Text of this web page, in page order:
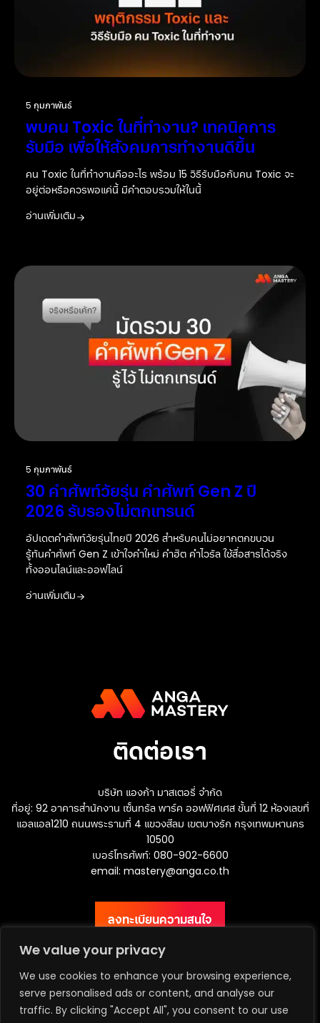
We value your privacy
We use cookies to enhance your browsing experience,
serve personalised ads or content, and analyse our
traffic. By clicking "Accept All", you consent to our use
5 กุมภาพันธ์
พบคน Toxic ในที่ทำงาน? เทคนิคการ
รับมือ เพื่อให้สังคมการทำงานดีขึ้น
คน Toxic ในที่ทำงานคืออะไร พร้อม 15 วิธีรับมือกับคน Toxic จะ
อยู่ต่อหรือควรพอแค่นี้ มีคำตอบรวมให้ในนี้
อ่านเพิ่มเติม
5 กุมภาพันธ์
30 คำศัพท์วัยรุ่น คำศัพท์ Gen Z ปี
2026 รับรองไม่ตกเทรนด์
อัปเดตคำศัพท์วัยรุ่นไทยปี 2026 สำหรับคนไม่อยากตกขบวน
รู้ทันคำศัพท์ Gen Z เข้าใจคำใหม่ คำฮิต คำไวรัล ใช้สื่อสารได้จริง
ทั้งออนไลน์และออฟไลน์
อ่านเพิ่มเติม
ติดต่อเรา
บริษัท แองก้า มาสเตอรี่ จำกัด
ที่อยู่: 92 อาคารสำนักงาน เซ็นทรัล พาร์ค ออฟฟิศเศส ชั้นที่ 12 ห้องเลขที่
แอลแอล1210 ถนนพระรามที่ 4 แขวงสีลม เขตบางรัก กรุงเทพมหานคร
10500
เบอร์โทรศัพท์: 080-902-6600
email: mastery@anga.co.th
ลงทะเบียนความสนใจ